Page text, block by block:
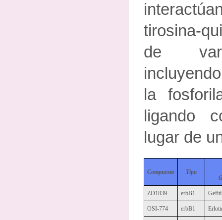
tirosina-
de
la
ligando
lugar de
Compuesto
Tipo
ZD1839 erbB1
OSI-774 erbB1